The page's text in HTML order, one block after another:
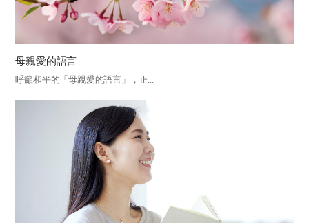
母親愛的語言
呼籲和平的「母親愛的語言」，正...